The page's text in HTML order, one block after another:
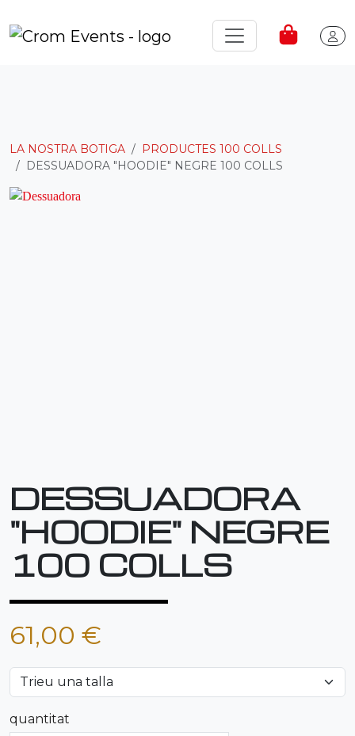
LA NOSTRA BOTIGA
PRODUCTES 100 COLLS
DESSUADORA "HOODIE" NEGRE 100 COLLS
DESSUADORA
"HOODIE" NEGRE
100 COLLS
61,00 €
quantitat